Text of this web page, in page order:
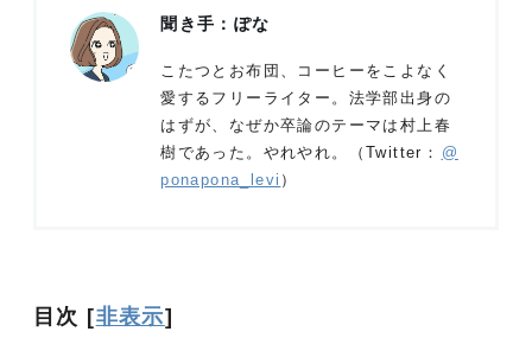
聞き手：ぽな
こたつとお布団、コーヒーをこよなく
愛するフリーライター。法学部出身の
はずが、なぜか卒論のテーマは村上春
樹であった。やれやれ。（Twitter： @
ponapona_levi ）
目次 [非表示]